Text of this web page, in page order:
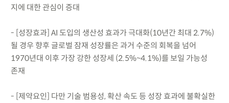
지에 대한 관심이 증대
- [성장효과] AI 도입의 생산성 효과가 극대화(10년간 최대 2.7%)
될 경우 향후 글로벌 잠재 성장률은 과거 수준의 회복을 넘어
1970년대 이후 가장 강한 성장세 (2.5%~4.1%)를 보일 가능성
존재
- [제약요인] 다만 기술 범용성, 확산 속도 등 성장 효과에 불확실한